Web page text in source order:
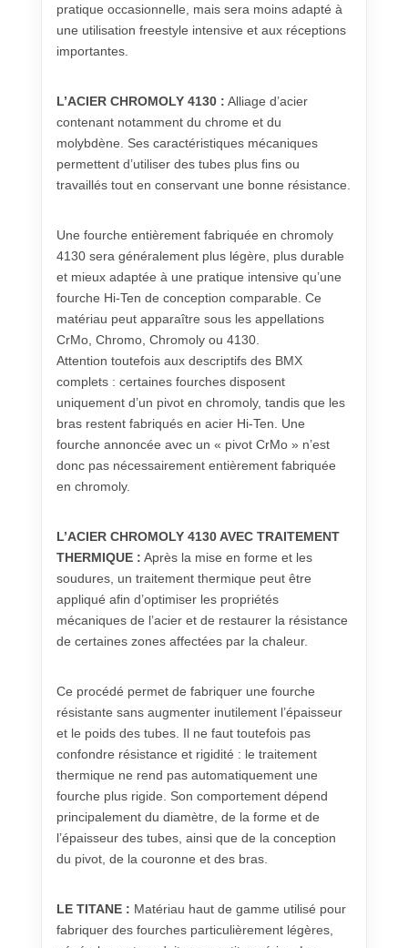
pratique occasionnelle, mais sera moins adapté à
une utilisation freestyle intensive et aux réceptions
importantes.
L’ACIER CHROMOLY 4130 : Alliage d’acier
contenant notamment du chrome et du
molybdène. Ses caractéristiques mécaniques
permettent d’utiliser des tubes plus fins ou
travaillés tout en conservant une bonne résistance.
Une fourche entièrement fabriquée en chromoly
4130 sera généralement plus légère, plus durable
et mieux adaptée à une pratique intensive qu’une
fourche Hi-Ten de conception comparable. Ce
matériau peut apparaître sous les appellations
CrMo, Chromo, Chromoly ou 4130.
Attention toutefois aux descriptifs des BMX
complets : certaines fourches disposent
uniquement d’un pivot en chromoly, tandis que les
bras restent fabriqués en acier Hi-Ten. Une
fourche annoncée avec un « pivot CrMo » n’est
donc pas nécessairement entièrement fabriquée
en chromoly.
L’ACIER CHROMOLY 4130 AVEC TRAITEMENT
THERMIQUE : Après la mise en forme et les
soudures, un traitement thermique peut être
appliqué afin d’optimiser les propriétés
mécaniques de l’acier et de restaurer la résistance
de certaines zones affectées par la chaleur.
Ce procédé permet de fabriquer une fourche
résistante sans augmenter inutilement l’épaisseur
et le poids des tubes. Il ne faut toutefois pas
confondre résistance et rigidité : le traitement
thermique ne rend pas automatiquement une
fourche plus rigide. Son comportement dépend
principalement du diamètre, de la forme et de
l’épaisseur des tubes, ainsi que de la conception
du pivot, de la couronne et des bras.
LE TITANE : Matériau haut de gamme utilisé pour
fabriquer des fourches particulièrement légères,